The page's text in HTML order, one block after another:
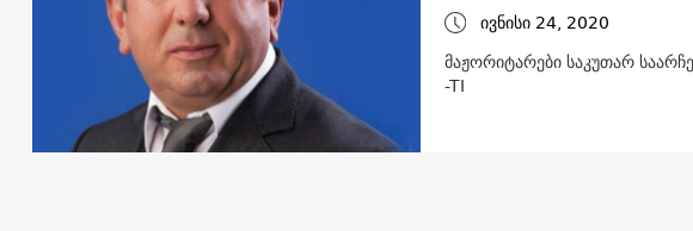
ივნისი 24, 2020
მაჟორიტარები საკუთარ
-TI